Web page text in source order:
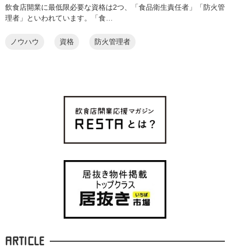
飲食店開業に最低限必要な資格は2つ、「食品衛生責任者」「防火管
理者」といわれています。「食…
ノウハウ 資格 防火管理者
ARTICLE